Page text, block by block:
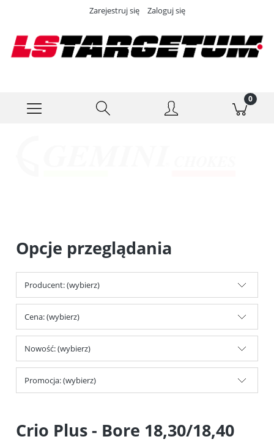
Zarejestruj się Zaloguj się
Opcje przeglądania
Producent: (wybierz)
Cena: (wybierz)
Nowość: (wybierz)
Promocja: (wybierz)
Crio Plus - Bore 18,30/18,40